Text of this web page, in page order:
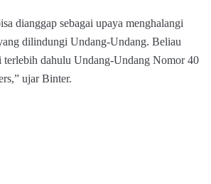
dianggap sebagai upaya menghalangi
dilindungi Undang-Undang. Beliau
terlebih dahulu Undang-Undang Nomor 40
ujar Binter.